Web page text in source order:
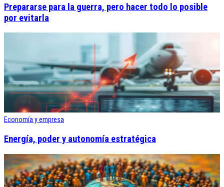
Prepararse para la guerra, pero hacer todo lo posible
por evitarla
Economía y empresa
Energía, poder y autonomía estratégica